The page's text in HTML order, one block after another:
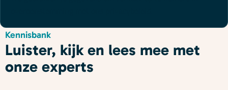
Kennisbank
Luister, kijk en lees mee met
onze experts